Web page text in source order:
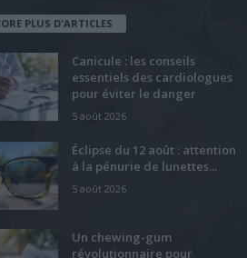
PLUS D'ARTICLES
Canicule : les conseils
essentiels des cardiologues
pour éviter le danger
5 août 2026
Éclipse du 12 août : attention
à la pénurie de lunettes...
5 août 2026
Un chewing-gum
révolutionnaire pour